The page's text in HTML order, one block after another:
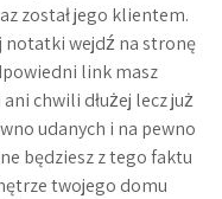
został jego klientem.
notatki wejdź na stronę
link masz
chwili dłużej lecz już
udanych i na pewno
będziesz z tego faktu
twojego domu